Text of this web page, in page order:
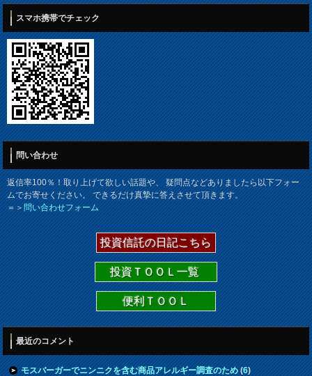
スマホ携帯でチェック
問い合わせ
返信率100％！取り上げて欲しい話題や、 疑問点などありましたら以下フォー
ムでお寄せください。 できるだけ真摯に答えさせて頂きます。
＝＞問い合わせフォーム
投資信託の日記こちら
投資ＴＯＯＬ一覧
便利ＴＯＯＬ
最近のコメント
モスバーガーでニンニクを含む商品アレルギー調査のため(6)